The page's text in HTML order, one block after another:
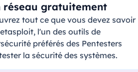
réseau gratuitement
tout ce que vous devez savoir
l'un des outils de
préférés des Pentesters
la sécurité des systèmes.